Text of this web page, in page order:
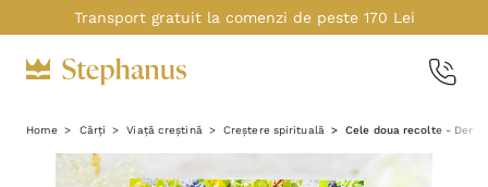
Transport gratuit la comenzi de peste 170 Lei
Home Cărți Viață creștină Creștere spirituală Cele doua recolte -